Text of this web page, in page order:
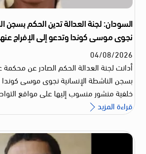
السودان: لجنة العدالة تدين الحكم بسجن
نجوى موسى كوندا وتدعو إلى الإفراج
04/08/2026
أدانت لجنة العدالة الحكم الصادر عن
بسجن الناشطة الإنسانية نجوى موسى
خلفية منشور منسوب إليها على مواقع
قراءة المزيد